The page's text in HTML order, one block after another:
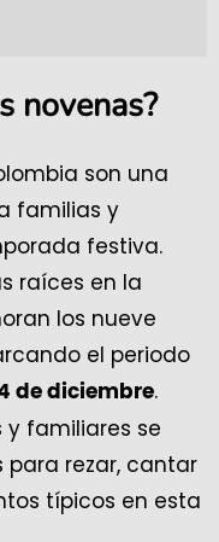
novenas?
son una
familias y
festiva.
raíces en la
los nueve
el periodo
de diciembre.
y familiares se
para rezar, cantar
típicos en esta